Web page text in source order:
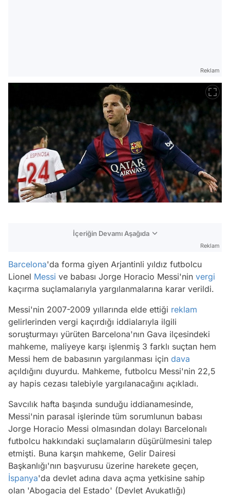
Reklam
İçeriğin Devamı Aşağıda
Reklam
Barcelona'da forma giyen Arjantinli yıldız futbolcu
Lionel Messi ve babası Jorge Horacio Messi'nin vergi
kaçırma suçlamalarıyla yargılanmalarına karar verildi.
Messi'nin 2007-2009 yıllarında elde ettiği reklam
gelirlerinden vergi kaçırdığı iddialarıyla ilgili
soruşturmayı yürüten Barcelona'nın Gava ilçesindeki
mahkeme, maliyeye karşı işlenmiş 3 farklı suçtan hem
Messi hem de babasının yargılanması için dava
açıldığını duyurdu. Mahkeme, futbolcu Messi'nin 22,5
ay hapis cezası talebiyle yargılanacağını açıkladı.
Savcılık hafta başında sunduğu iddianamesinde,
Messi'nin parasal işlerinde tüm sorumlunun babası
Jorge Horacio Messi olmasından dolayı Barcelonalı
futbolcu hakkındaki suçlamaların düşürülmesini talep
etmişti. Buna karşın mahkeme, Gelir Dairesi
Başkanlığı'nın başvurusu üzerine harekete geçen,
İspanya'da devlet adına dava açma yetkisine sahip
olan 'Abogacia del Estado' (Devlet Avukatlığı)